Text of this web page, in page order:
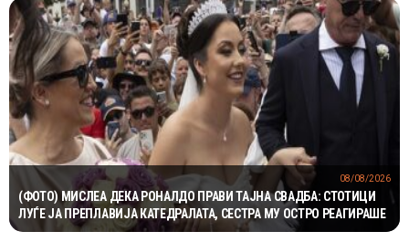
(ФОТО) МИСЛЕА ДЕКА РОНАЛДО ПРАВИ ТАЈНА СВАДБА: СТОТИЦИ
ЛУЃЕ ЈА ПРЕПЛАВИЈА КАТЕДРАЛАТА, СЕСТРА МУ ОСТРО РЕАГИРАШЕ
08/08/2026